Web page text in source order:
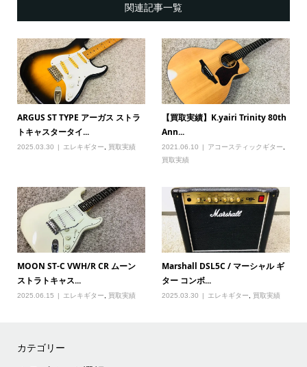
関連記事一覧
ARGUS ST TYPE アーガス ストラ
トキャスタータイ...
2025.03.30 エレキギター 買取実績
【買取実績】K.yairi Trinity 80th
Ann...
2021.06.10 アコースティックギター
買取実績
MOON ST-C VWH/R CR ムーン
ストラトキャス...
2025.06.15 エレキギター 買取実績
Marshall DSL5C / マーシャル ギ
ター コンボ...
2025.03.30 エレキギター 買取実績
カテゴリー